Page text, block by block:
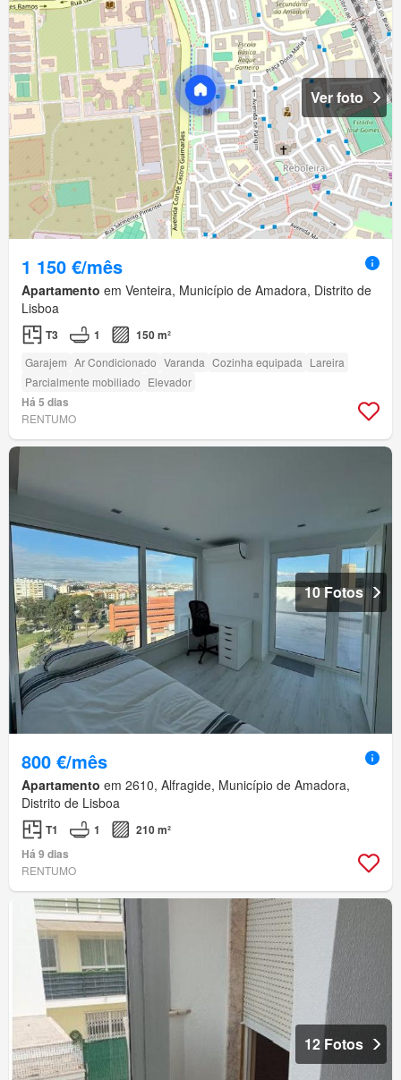
Ver foto
1 150 €/mês
Apartamento em Venteira, Município de Amadora, Distrito de
Lisboa
T3 1 150 m²
Garajem Ar Condicionado Varanda Cozinha equipada Lareira
Parcialmente mobiliado Elevador
Há 5 dias
RENTUMO
10 Fotos
800 €/mês
Apartamento em 2610, Alfragide, Município de Amadora,
Distrito de Lisboa
T1 1
210 m²
Há 9 dias
RENTUMO
12 Fotos